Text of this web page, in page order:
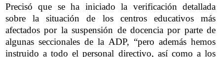
Precisó que se ha iniciado la verificación detallada
sobre la situación de los centros educativos más
afectados por la suspensión de docencia por parte de
algunas seccionales de la ADP, “pero además hemos
instruido a todo el personal directivo, así como a los